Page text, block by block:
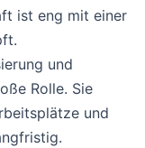
ist eng mit einer
und
Rolle. Sie
und